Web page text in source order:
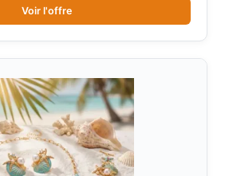
Voir l'offre